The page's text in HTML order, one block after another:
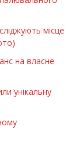
місце
на власне
унікальну